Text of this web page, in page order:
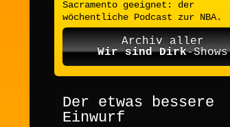
Sacramento geeignet: der
wöchentliche Podcast zur NBA.
Archiv aller
Wir sind Dirk-Shows
Der etwas bessere
Einwurf